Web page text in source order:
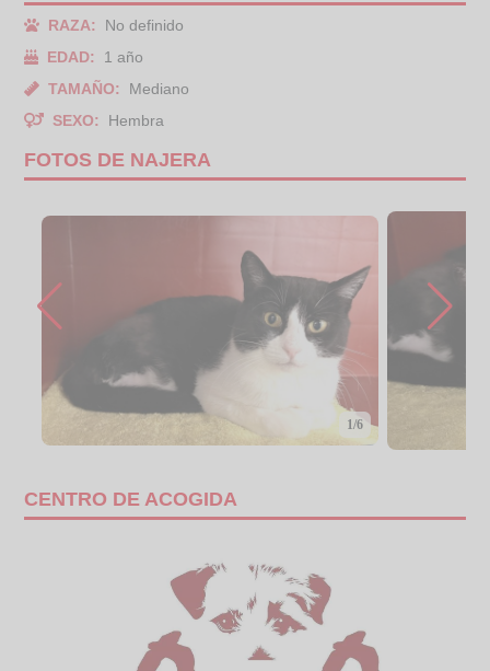
RAZA:
No definido
EDAD:
1 año
TAMAÑO:
Mediano
SEXO:
Hembra
FOTOS DE NAJERA
1/6
CENTRO DE ACOGIDA